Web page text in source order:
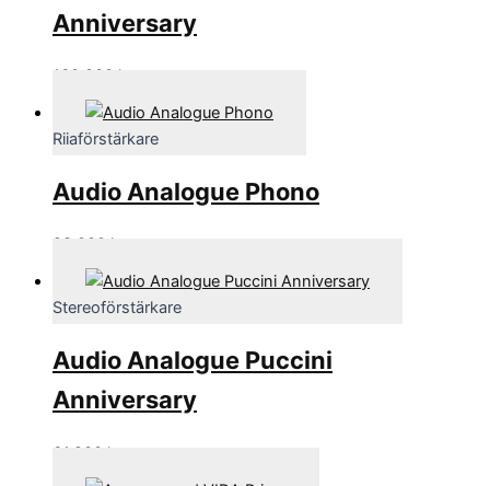
Anniversary
160,000 kr
Riiaförstärkare
Audio Analogue Phono
28,000 kr
Stereoförstärkare
Audio Analogue Puccini
Anniversary
61,900 kr